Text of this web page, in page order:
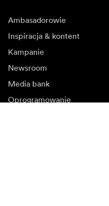
Ambasadorowie
Inspiracja & kontent
Kampanie
Newsroom
Media bank
Oprogramowanie